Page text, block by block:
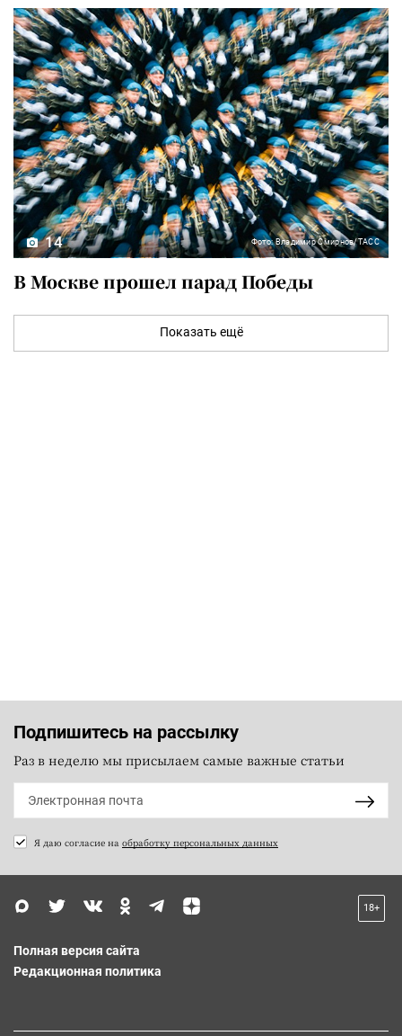
14 Фото: Владимир Смирнов/ТАСС
В Москве прошел парад Победы
Показать ещё
Подпишитесь на рассылку
Раз в неделю мы присылаем самые важные статьи
Я даю согласие на обработку персональных данных
18+
Полная версия сайта
Редакционная политика